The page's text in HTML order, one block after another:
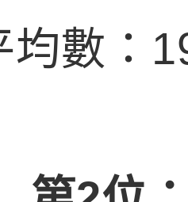
均數：